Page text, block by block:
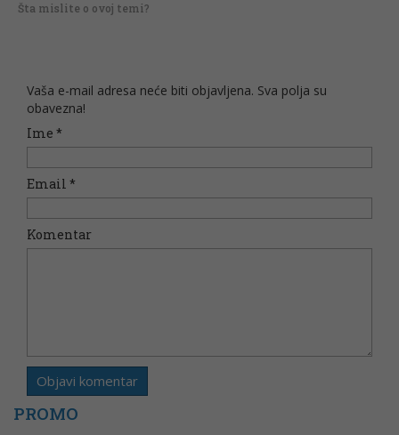
Šta mislite o ovoj temi?
Vaša e-mail adresa neće biti objavljena. Sva polja su
obavezna!
Ime *
Email *
Komentar
PROMO